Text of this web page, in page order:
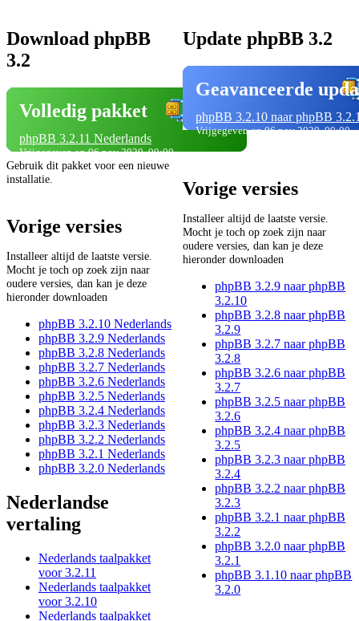
Download phpBB
3.2
Volledig pakket
phpBB 3.2.11 Nederlands
Vrijgegeven op 06 nov 2020, 00:00
Gebruik dit pakket voor een nieuwe
installatie.
Vorige versies
Installeer altijd de laatste versie.
Mocht je toch op zoek zijn naar
oudere versies, dan kan je deze
hieronder downloaden
phpBB 3.2.10 Nederlands
phpBB 3.2.9 Nederlands
phpBB 3.2.8 Nederlands
phpBB 3.2.7 Nederlands
phpBB 3.2.6 Nederlands
phpBB 3.2.5 Nederlands
phpBB 3.2.4 Nederlands
phpBB 3.2.3 Nederlands
phpBB 3.2.2 Nederlands
phpBB 3.2.1 Nederlands
phpBB 3.2.0 Nederlands
Nederlandse
vertaling
Nederlands taalpakket
voor 3.2.11
Nederlands taalpakket
voor 3.2.10
Nederlands taalpakket
Update phpBB 3.2
Geavanceerde
phpBB 3.2.10 naar phpBB
Vrijgegeven op 06 nov 2020, 00:00
Vorige versies
Installeer altijd de laatste versie.
Mocht je toch op zoek zijn naar
oudere versies, dan kan je deze
hieronder downloaden
phpBB 3.2.9 naar phpBB
3.2.10
phpBB 3.2.8 naar phpBB
3.2.9
phpBB 3.2.7 naar phpBB
3.2.8
phpBB 3.2.6 naar phpBB
3.2.7
phpBB 3.2.5 naar phpBB
3.2.6
phpBB 3.2.4 naar phpBB
3.2.5
phpBB 3.2.3 naar phpBB
3.2.4
phpBB 3.2.2 naar phpBB
3.2.3
phpBB 3.2.1 naar phpBB
3.2.2
phpBB 3.2.0 naar phpBB
3.2.1
phpBB 3.1.10 naar phpBB
3.2.0